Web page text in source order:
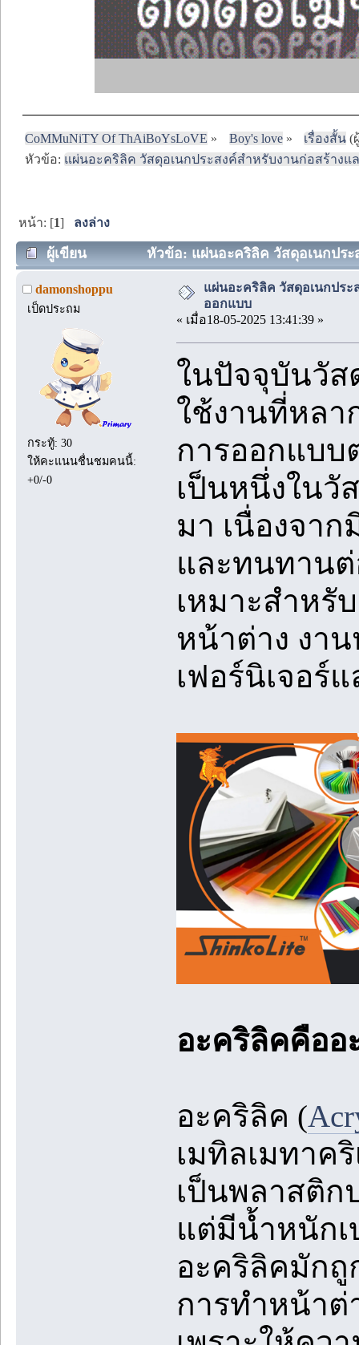
CoMMuNiTY Of ThAiBoYsLoVE » Boy's love» เรื่องสั้น(
หัวข้อ: แผ่นอะคริลิค วัสดุอเนกประสงค์สำหรับงานก่อสร้างแ
หน้า: [1] ลงล่าง
ผู้เขียน หัวข้อ: แผ่นอะคริลิค วัสดุอเนกประ
damonshoppu
เป็ดประถม
กระทู้: 30
ให้คะแนนชื่นชมคนนี้:
+0/-0
แผ่นอะคริลิค วัสดุอเนกประ
ออกแบบ
« เมื่อ18-05-2025 13:41:39 »
ในปัจจุบันวั
ใช้งานที่หลา
การออกแบบ
เป็นหนึ่งในวั
มา เนื่องจา
และทนทาน
เหมาะสำหรั
หน้าต่าง งา
เฟอร์นิเจอร์
อะคริลิคคืออ
อะคริลิค (
เมทิลเมทาคริ
เป็นพลาสติก
แต่มีน้ำหนัก
อะคริลิคมัก
การทำหน้าต่